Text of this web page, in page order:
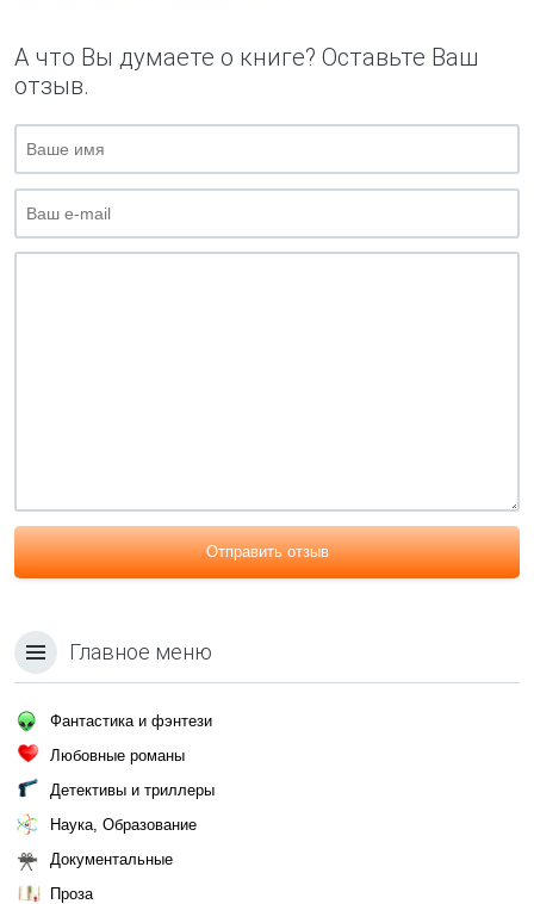
А что Вы думаете о книге? Оставьте Ваш
отзыв.
Отправить отзыв
Главное меню
Фантастика и фэнтези
Любовные романы
Детективы и триллеры
Наука, Образование
Документальные
Проза